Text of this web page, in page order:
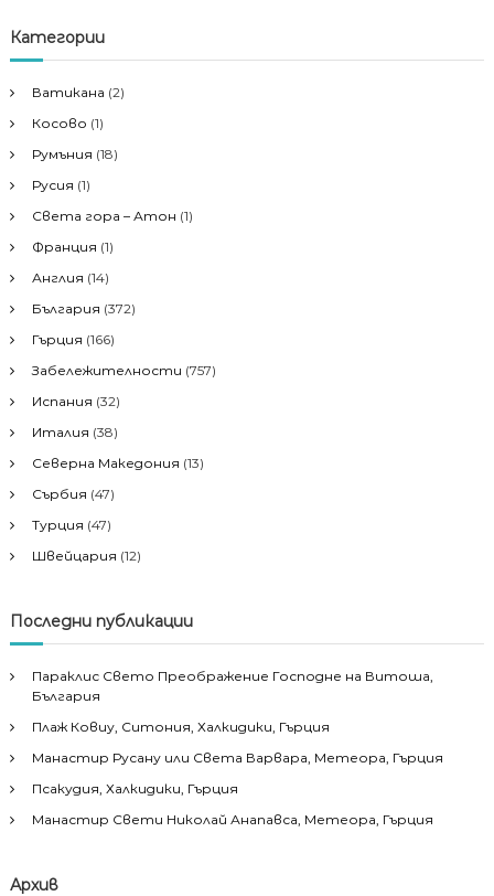
с
е
е
з
а
е
Категории
Ватикана (2)
Косово (1)
Румъния (18)
Русия (1)
Света гора – Атон (1)
Франция (1)
Англия (14)
България (372)
Гърция (166)
Забележителности (757)
Испания (32)
Италия (38)
Северна Македония (13)
Сърбия (47)
Турция (47)
Швейцария (12)
Последни публикации
Параклис Свето Преображение Господне на Витоша,
България
Плаж Ковиу, Ситония, Халкидики, Гърция
Манастир Русану или Света Варвара, Метеора, Гърция
Псакудия, Халкидики, Гърция
Манастир Свети Николай Анапавса, Метеора, Гърция
Архив